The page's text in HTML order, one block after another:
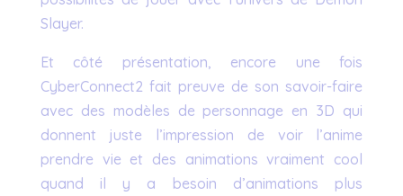
Slayer.
Et côté présentation, encore une fois
CyberConnect2 fait preuve de son savoir-faire
avec des modèles de personnage en 3D qui
donnent juste l’impression de voir l’anime
prendre vie et des animations vraiment cool
quand il y a besoin d’animations plus